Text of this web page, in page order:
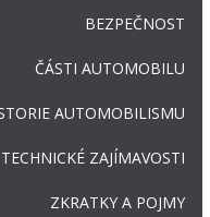
BEZPEČNOST
ČÁSTI AUTOMOBILU
AUTOMOBILISMU
TECHNICKÉ ZAJÍMAVOSTI
ZKRATKY A POJMY